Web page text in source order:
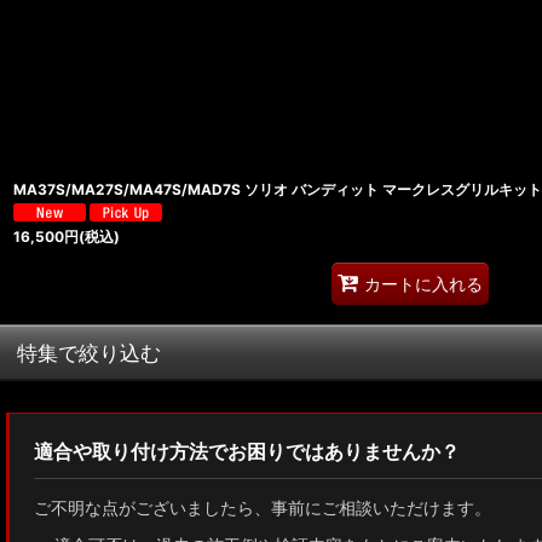
MA37S/MA27S/MA47S/MAD7S ソリオ バンディット マークレスグリルキット
16,500円(税込)
カートに入れる
特集で絞り込む
ZN8 GR86
適合や取り付け方法でお困りではありませんか？
ご不明な点がございましたら、事前にご相談いただけます。